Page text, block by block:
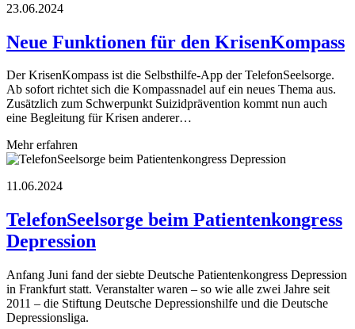
23.06.2024
Neue Funktionen für den KrisenKompass
Der KrisenKompass ist die Selbsthilfe-App der TelefonSeelsorge.
Ab sofort richtet sich die Kompassnadel auf ein neues Thema aus.
Zusätzlich zum Schwerpunkt Suizidprävention kommt nun auch
eine Begleitung für Krisen anderer…
Mehr erfahren
11.06.2024
TelefonSeelsorge beim Patientenkongress
Depression
Anfang Juni fand der siebte Deutsche Patientenkongress Depression
in Frankfurt statt. Veranstalter waren – so wie alle zwei Jahre seit
2011 – die Stiftung Deutsche Depressionshilfe und die Deutsche
Depressionsliga.